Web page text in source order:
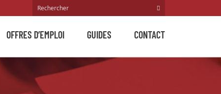
OFFRES D’EMPLOI GUIDES CONTACT